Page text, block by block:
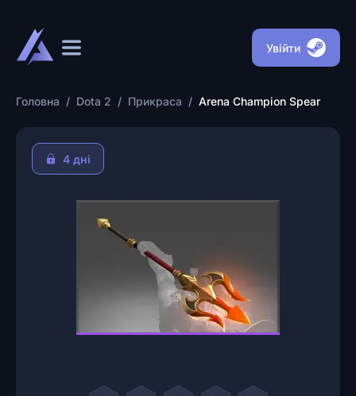
Увійти
Головна / Dota 2 / Прикраса / Arena Champion Spear
4 днi